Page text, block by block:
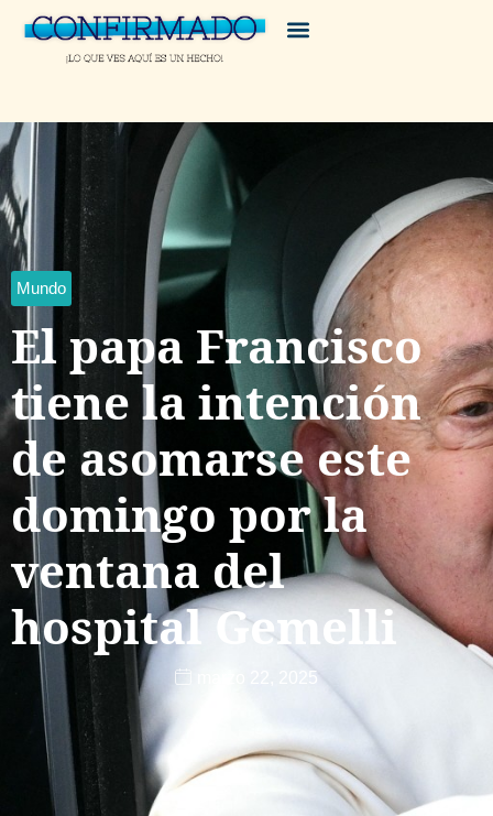
Mundo
El papa Francisco
tiene la intención
de asomarse este
domingo por la
ventana del
hospital Gemelli
marzo 22, 2025